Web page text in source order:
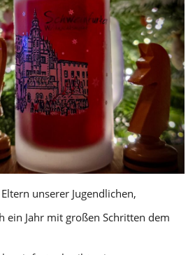
unserer Jugendlichen,
ein Jahr mit großen Schritten dem